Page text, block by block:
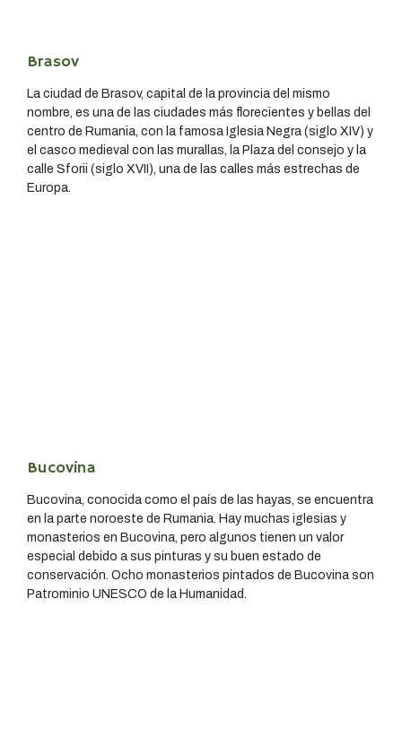
Brasov
La ciudad de Brasov, capital de la provincia del mismo
nombre, es una de las ciudades más florecientes y bellas del
centro de Rumania, con la famosa Iglesia Negra (siglo XIV) y
el casco medieval con las murallas, la Plaza del consejo y la
calle Sforii (siglo XVII), una de las calles más estrechas de
Europa.
Bucovina
Bucovina, conocida como el país de las hayas, se encuentra
en la parte noroeste de Rumania. Hay muchas iglesias y
monasterios en Bucovina, pero algunos tienen un valor
especial debido a sus pinturas y su buen estado de
conservación. Ocho monasterios pintados de Bucovina son
Patrominio UNESCO de la Humanidad.